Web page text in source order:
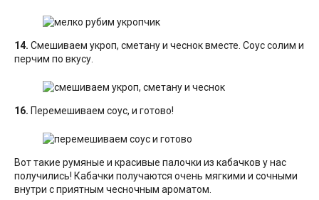
14. Смешиваем укроп, сметану и чеснок вместе. Соус солим и
перчим по вкусу.
16. Перемешиваем соус, и готово!
Вот такие румяные и красивые палочки из кабачков у нас
получились! Кабачки получаются очень мягкими и сочными
внутри с приятным чесночным ароматом.